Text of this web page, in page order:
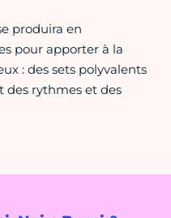
produira en
pour apporter à la
: des sets polyvalents
des rythmes et des